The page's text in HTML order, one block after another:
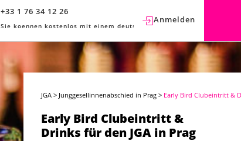
+33 1 76 34 12 26
Sie koennen kostenlos mit einem deutschen Berater sprechen.
Anmelden
JGA > Junggesellinnenabschied in Prag > Early Bird Clubeintritt &
Early Bird Clubeintritt &
Drinks für den JGA in Prag